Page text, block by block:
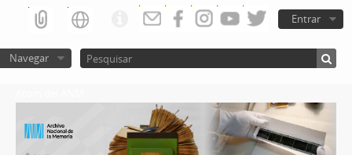
Entrar
Navegar